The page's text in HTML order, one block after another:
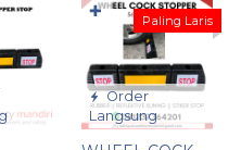
Order
Langsung
Paling Laris
✚